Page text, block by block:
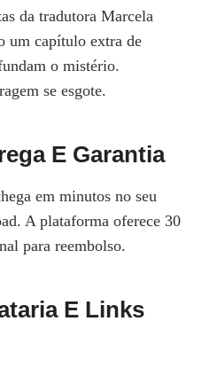
da tradutora Marcela
um capítulo extra de
o mistério.
se esgote.
E Garantia
em minutos no seu
A plataforma oferece 30
para reembolso.
E Links